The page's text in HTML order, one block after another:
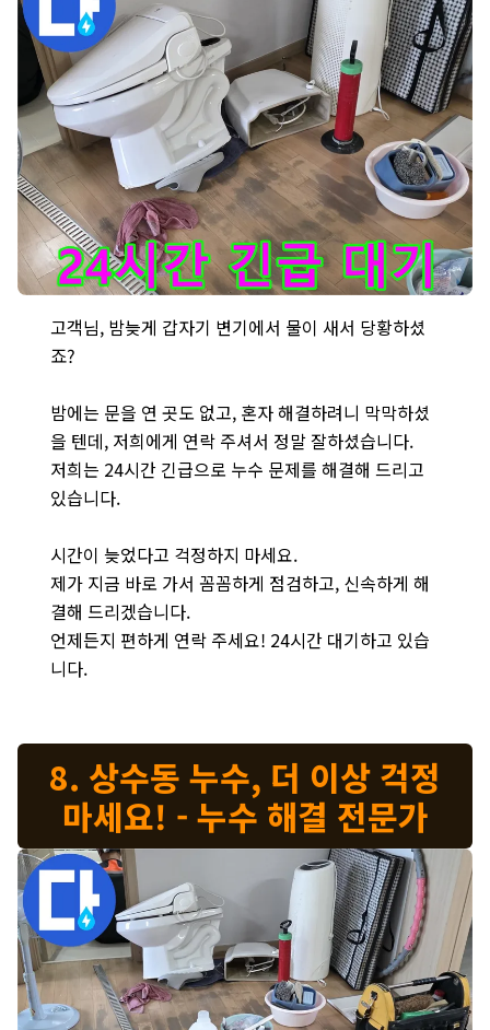
고객님, 밤늦게 갑자기 변기에서 물이 새서 당황하셨
죠?
밤에는 문을 연 곳도 없고, 혼자 해결하려니 막막하셨
을 텐데, 저희에게 연락 주셔서 정말 잘하셨습니다.
저희는 24시간 긴급으로 누수 문제를 해결해 드리고
있습니다.
시간이 늦었다고 걱정하지 마세요.
제가 지금 바로 가서 꼼꼼하게 점검하고, 신속하게 해
결해 드리겠습니다.
언제든지 편하게 연락 주세요! 24시간 대기하고 있습
니다.
8. 상수동 누수, 더 이상 걱정
마세요! - 누수 해결 전문가